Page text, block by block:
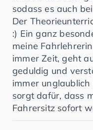
sodass es auch
Der
:) Ein ganz
meine
immer Zeit, geht
geduldig und
immer
sorgt dafür, dass
Fahrersitz sofort